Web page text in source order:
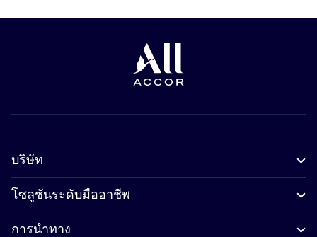
บริษัท
โซลูชันระดับมืออาชีพ
การนำทาง